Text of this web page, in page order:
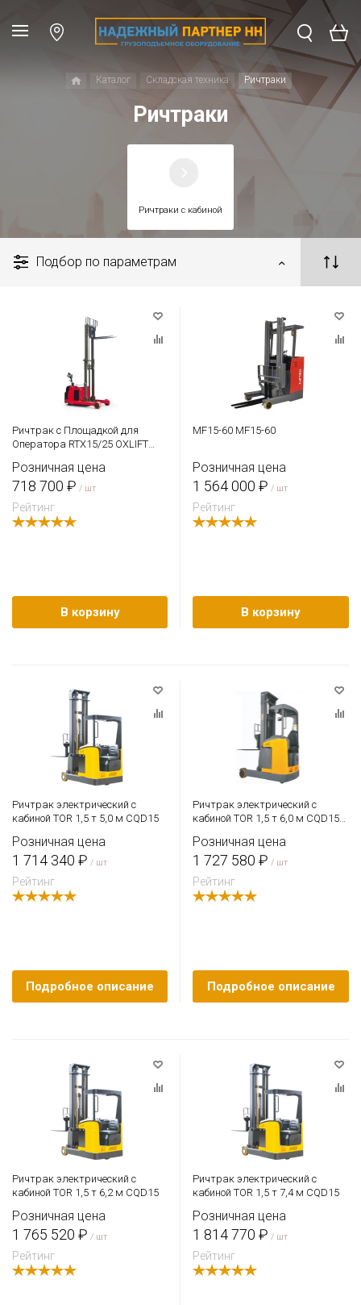
Каталог Складская техника Ричтраки
Ричтраки
Ричтраки с кабиной
Подбор по параметрам
Ричтрак с Площадкой для
Оператора RTX15/25 OXLIFT
Розничная цена
718 700 ₽ / шт
Рейтинг
В корзину
MF15-60 MF15-60
Розничная цена
1 564 000 ₽ / шт
Рейтинг
В корзину
Ричтрак электрический с
кабиной TOR 1,5 т 5,0 м CQD15
Розничная цена
1 714 340 ₽ / шт
Рейтинг
Подробное описание
Ричтрак электрический с
кабиной TOR 1,5 т 6,0 м CQD15T
Розничная цена
1 727 580 ₽ / шт
Рейтинг
Подробное описание
Ричтрак электрический с
кабиной TOR 1,5 т 6,2 м CQD15
Розничная цена
1 765 520 ₽ / шт
Рейтинг
Ричтрак электрический с
кабиной TOR 1,5 т 7,4 м CQD15
Розничная цена
1 814 770 ₽ / шт
Рейтинг